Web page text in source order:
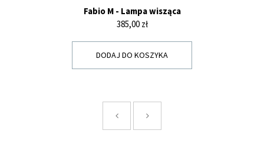
Fabio M - Lampa wisząca
Cena
385,00 zł
DODAJ DO KOSZYKA